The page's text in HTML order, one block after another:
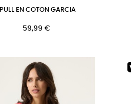
PULL EN COTON GARCIA
Prix
59,99 €